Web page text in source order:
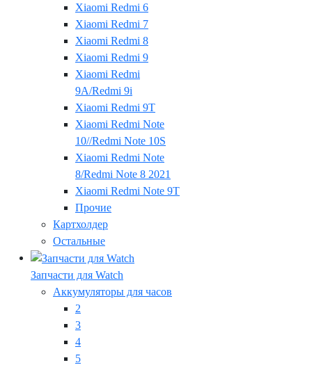
Xiaomi Redmi 6
Xiaomi Redmi 7
Xiaomi Redmi 8
Xiaomi Redmi 9
Xiaomi Redmi
9A/Redmi 9i
Xiaomi Redmi 9T
Xiaomi Redmi Note
10//Redmi Note 10S
Xiaomi Redmi Note
8/Redmi Note 8 2021
Xiaomi Redmi Note 9T
Прочие
Картхолдер
Остальные
Запчасти для Watch
Аккумуляторы для часов
2
3
4
5